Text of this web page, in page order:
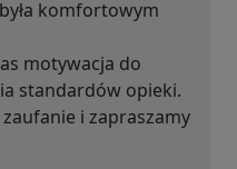
komfortowym
motywacja do
standardów opieki.
i zapraszamy